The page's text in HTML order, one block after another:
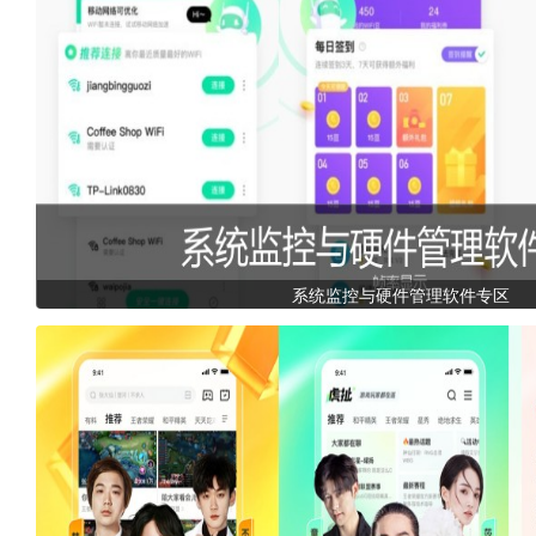
系统监控与硬件管理软件专区